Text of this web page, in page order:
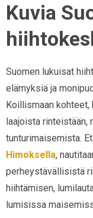
Kuvia
Suomen lukuisat
elämyksiä ja
Koillismaan kohteet,
laajoista rinteistään,
tunturimaisemista.
Himoksella,
perheystävällisistä
hiihtämisen,
lumisissa